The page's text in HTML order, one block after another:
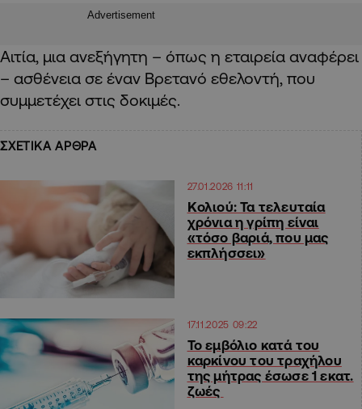
Advertisement
Αιτία, μια ανεξήγητη – όπως η εταιρεία αναφέρει
– ασθένεια σε έναν Βρετανό εθελοντή, που
συμμετέχει στις δοκιμές.
ΣΧΕΤΙΚΑ ΑΡΘΡΑ
27.01.2026 11:11
Κολιού: Τα τελευταία
χρόνια η γρίπη είναι
«τόσο βαριά, που μας
εκπλήσσει»
17.11.2025 09:22
Το εμβόλιο κατά του
καρκίνου του τραχήλου
της μήτρας έσωσε 1 εκατ.
ζωές